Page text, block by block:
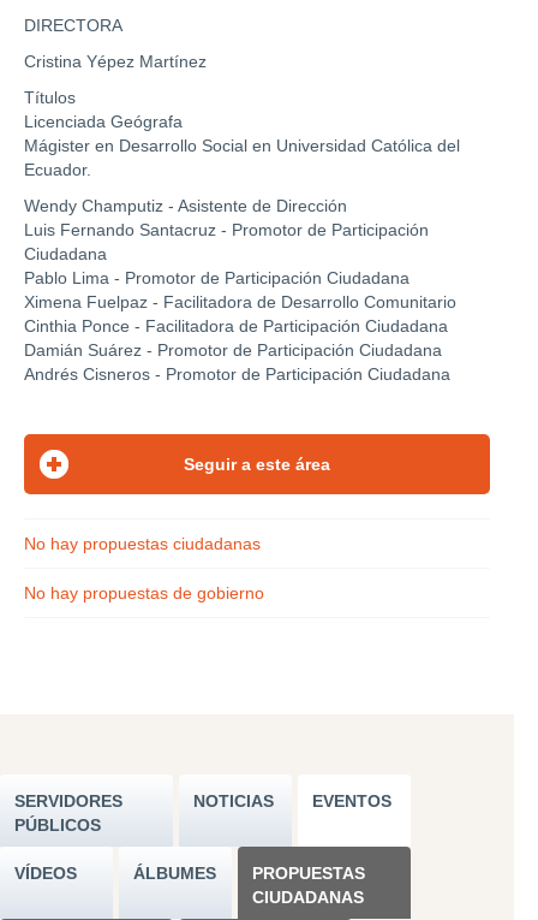
DIRECTORA
Cristina Yépez Martínez
Títulos
Licenciada Geógrafa
Mágister en Desarrollo Social en Universidad Católica del
Ecuador.
Wendy Champutiz - Asistente de Dirección
Luis Fernando Santacruz - Promotor de Participación
Ciudadana
Pablo Lima - Promotor de Participación Ciudadana
Ximena Fuelpaz - Facilitadora de Desarrollo Comunitario
Cinthia Ponce - Facilitadora de Participación Ciudadana
Damián Suárez - Promotor de Participación Ciudadana
Andrés Cisneros - Promotor de Participación Ciudadana
No hay propuestas ciudadanas
No hay propuestas de gobierno
SERVIDORES
PÚBLICOS
NOTICIAS EVENTOS
VÍDEOS ÁLBUMES
PROPUESTAS
CIUDADANAS